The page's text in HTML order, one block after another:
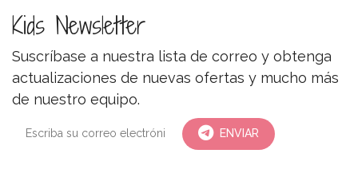
Kids Newsletter
Suscríbase a nuestra lista de correo y obtenga
actualizaciones de nuevas ofertas y mucho más
de nuestro equipo.
ENVIAR